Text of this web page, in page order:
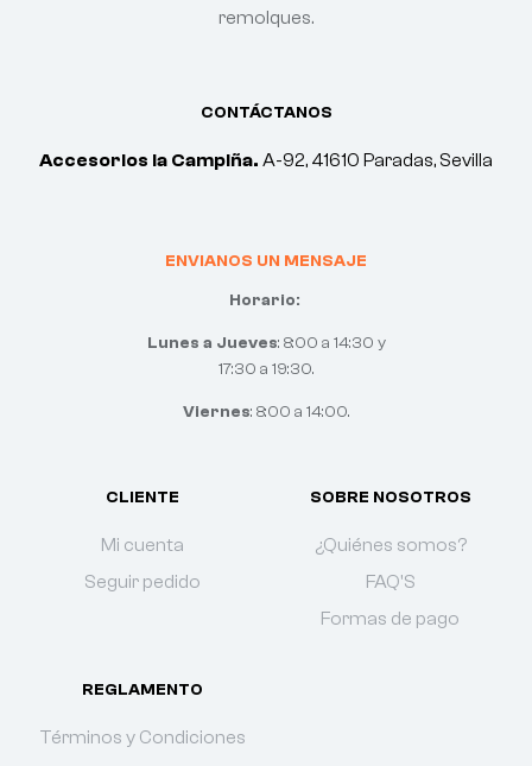
CONTÁCTANOS
Accesorios la Campiña. A-92, 41610 Paradas, Sevilla
ENVIANOS UN MENSAJE
Horario:
Lunes a Jueves: 8:00 a 14:30 y
17:30 a 19:30.
Viernes: 8:00 a 14:00.
CLIENTE
Mi cuenta
Seguir pedido
SOBRE NOSOTROS
¿Quiénes somos?
FAQ'S
Formas de pago
REGLAMENTO
Términos y Condiciones
remolques.